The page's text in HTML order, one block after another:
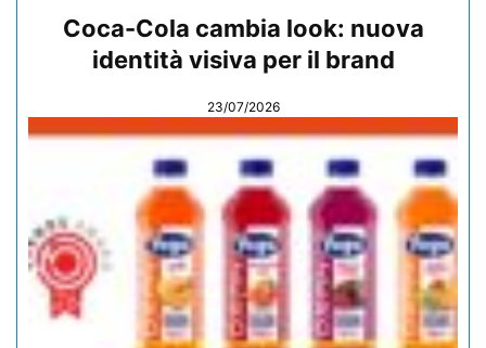
Coca-Cola cambia look: nuova
identità visiva per il brand
23/07/2026